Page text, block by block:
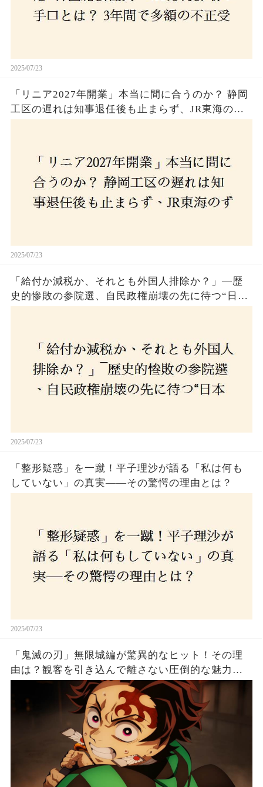
2025/07/23
「リニア2027年開業」本当に間に合うのか？ 静岡
工区の遅れは知事退任後も止まらず、JR東海のず
2025/07/23
「給付か減税か、それとも外国人排除か？」―歴
史的惨敗の参院選、自民政権崩壊の先に待つ“日本
2025/07/23
「整形疑惑」を一蹴！平子理沙が語る「私は何も
していない」の真実——その驚愕の理由とは？
2025/07/23
「鬼滅の刃」無限城編が驚異的なヒット！その理
由は？観客を引き込んで離さない圧倒的な魅力と